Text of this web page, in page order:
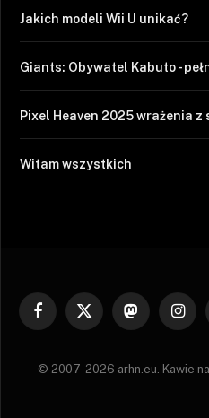
Jakich modeli Wii U unikać?
Giants: Obywatel Kabuto -
Pixel Heaven 2025 wrażenia z
Witam wszystkich
Facebook
X
Mastodon
© 2007-2026 arhn.eu. Kawie